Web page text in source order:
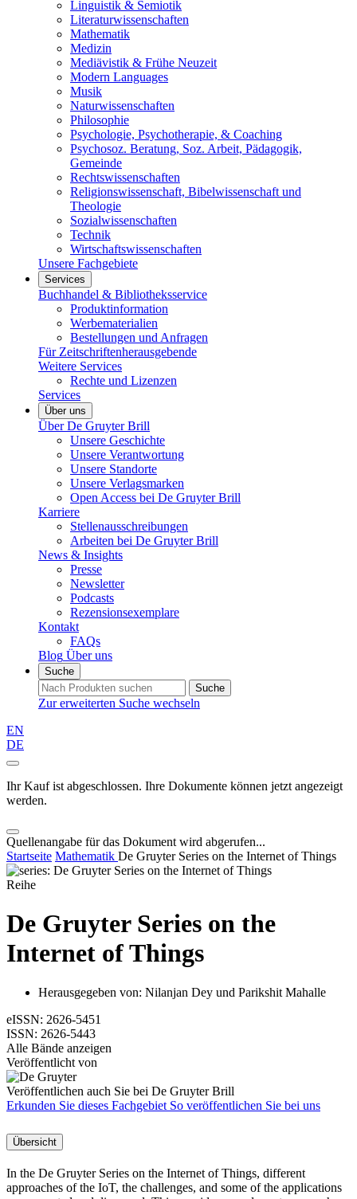
Linguistik & Semiotik
Literaturwissenschaften
Mathematik
Medizin
Mediävistik & Frühe Neuzeit
Modern Languages
Musik
Naturwissenschaften
Philosophie
Psychologie, Psychotherapie, & Coaching
Psychosoz. Beratung, Soz. Arbeit, Pädagogik,
Gemeinde
Rechtswissenschaften
Religionswissenschaft, Bibelwissenschaft und
Theologie
Sozialwissenschaften
Technik
Wirtschaftswissenschaften
Unsere Fachgebiete
Services
Buchhandel & Bibliotheksservice
Produktinformation
Werbematerialien
Bestellungen und Anfragen
Für Zeitschriftenherausgebende
Weitere Services
Rechte und Lizenzen
Services
Über uns
Über De Gruyter Brill
Unsere Geschichte
Unsere Verantwortung
Unsere Standorte
Unsere Verlagsmarken
Open Access bei De Gruyter Brill
Karriere
Stellenausschreibungen
Arbeiten bei De Gruyter Brill
News & Insights
Presse
Newsletter
Podcasts
Rezensionsexemplare
Kontakt
FAQs
Blog Über uns
Suche
Suche
Zur erweiterten Suche wechseln
EN
DE
Ihr Kauf ist abgeschlossen. Ihre Dokumente können jetzt angezeigt
werden.
Quellenangabe für das Dokument wird abgerufen...
Startseite Mathematik De Gruyter Series on the Internet of Things
Reihe
De Gruyter Series on the
Internet of Things
Herausgegeben von: Nilanjan Dey und Parikshit Mahalle
eISSN: 2626-5451
ISSN: 2626-5443
Alle Bände anzeigen
Veröffentlicht von
Veröffentlichen auch Sie bei De Gruyter Brill
Erkunden Sie dieses Fachgebiet So veröffentlichen Sie bei uns
Übersicht
In the De Gruyter Series on the Internet of Things, different
approaches of the IoT, the challenges, and some of the applications